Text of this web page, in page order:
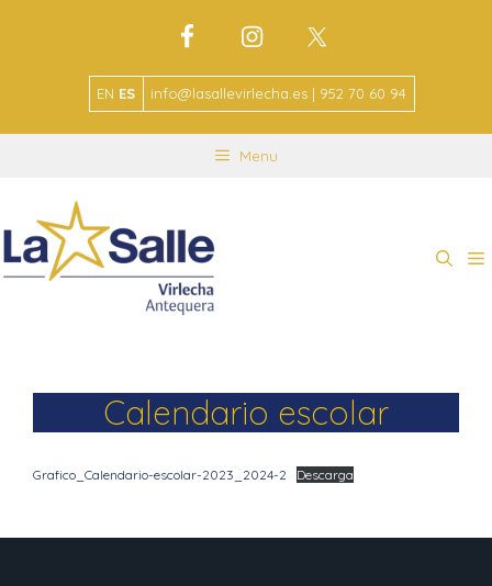
EN ES info@lasallevirlecha.es | 952 70 60 94
Menu
Calendario escolar
Grafico_Calendario-escolar-2023_2024-2 Descarga